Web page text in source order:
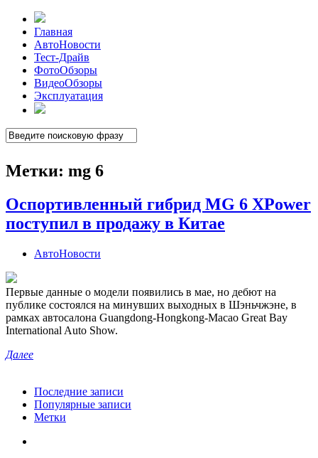
Главная
АвтоНовости
Тест-Драйв
ФотоОбзоры
ВидеоОбзоры
Эксплуатация
Метки: mg 6
Оспортивленный гибрид MG 6 XPower
поступил в продажу в Китае
АвтоНовости
Первые данные о модели появились в мае, но дебют на
публике состоялся на минувших выходных в Шэньчжэне, в
рамках автосалона Guangdong-Hongkong-Macao Great Bay
International Auto Show.
Далее
Последние записи
Популярные записи
Метки